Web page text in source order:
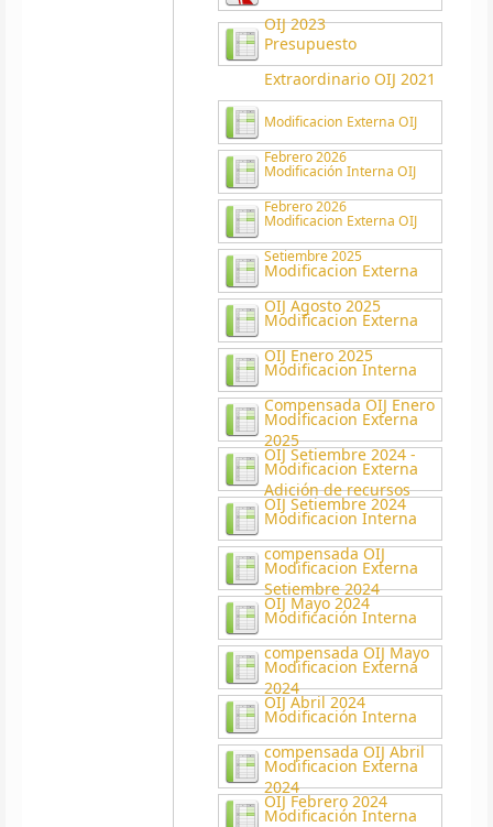
OIJ 2023
Presupuesto
Extraordinario OIJ 2021
Modificacion Externa OIJ
Febrero 2026
Modificación Interna OIJ
Febrero 2026
Modificacion Externa OIJ
Setiembre 2025
Modificacion Externa
OIJ Agosto 2025
Modificacion Externa
OIJ Enero 2025
Modificacion Interna
Compensada OIJ Enero
2025
Modificacion Externa
OIJ Setiembre 2024 -
Adición de recursos
Modificacion Externa
OIJ Setiembre 2024
Modificacion Interna
compensada OIJ
Setiembre 2024
Modificacion Externa
OIJ Mayo 2024
Modificación Interna
compensada OIJ Mayo
2024
Modificacion Externa
OIJ Abril 2024
Modificación Interna
compensada OIJ Abril
2024
Modificacion Externa
OIJ Febrero 2024
Modificación Interna